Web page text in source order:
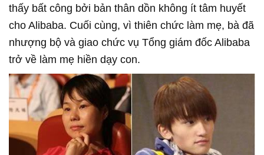
thấy bất công bởi bản thân dồn không ít tâm huyết
cho Alibaba. Cuối cùng, vì thiên chức làm mẹ, bà đã
nhượng bộ và giao chức vụ Tổng giám đốc Alibaba
trở về làm mẹ hiền dạy con.